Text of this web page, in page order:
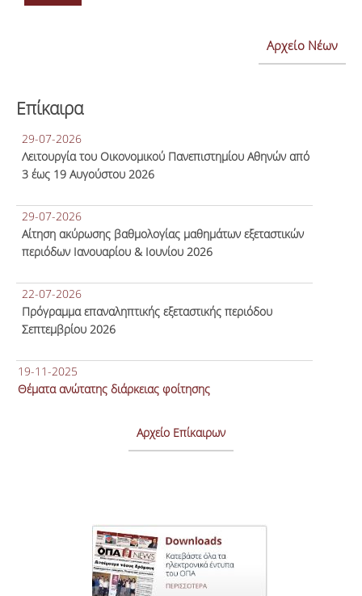
Αρχείο Νέων
Επίκαιρα
29-07-2026
Λειτουργία του Οικονομικού Πανεπιστημίου Αθηνών από
3 έως 19 Αυγούστου 2026
29-07-2026
Αίτηση ακύρωσης βαθμολογίας μαθημάτων εξεταστικών
περιόδων Ιανουαρίου & Ιουνίου 2026
22-07-2026
Πρόγραμμα επαναληπτικής εξεταστικής περιόδου
Σεπτεμβρίου 2026
19-11-2025
Θέματα ανώτατης διάρκειας φοίτησης
Αρχείο Επίκαιρων